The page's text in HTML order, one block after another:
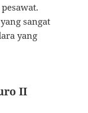
sangat
yang
II